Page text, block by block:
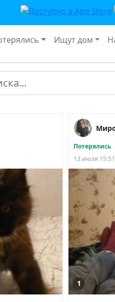
Ищут дом
Потерялись
13 июля 15:51
1